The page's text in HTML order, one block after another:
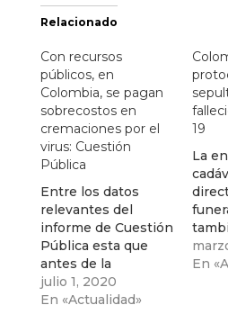
Relacionado
Con recursos
públicos, en
Colombia, se pagan
sobrecostos en
cremaciones por el
virus: Cuestión
Pública
Entre los datos
relevantes del
informe de Cuestión
Pública esta que
antes de la
pandemia y la
declaración de
julio 1, 2020
En «Actualidad»
19
La
En